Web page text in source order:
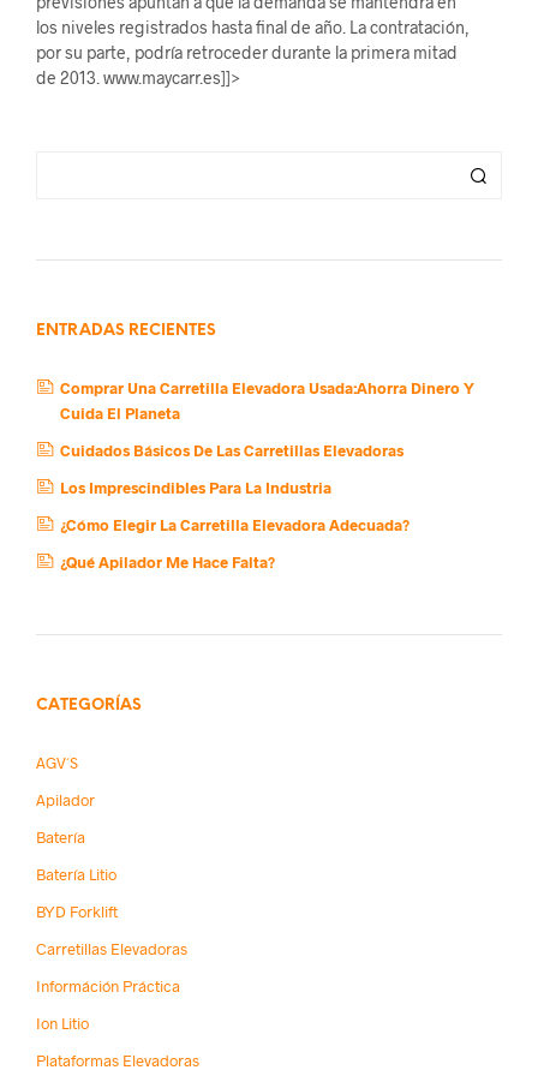
los niveles registrados hasta final de año. La contratación,
por su parte, podría retroceder durante la primera mitad
de 2013. www.maycarr.es]]>
ENTRADAS RECIENTES
Comprar Una Carretilla Elevadora Usada:Ahorra Dinero Y
Cuida El Planeta
Cuidados Básicos De Las Carretillas Elevadoras
Los Imprescindibles Para La Industria
¿Cómo Elegir La Carretilla Elevadora Adecuada?
¿Qué Apilador Me Hace Falta?
CATEGORÍAS
AGV´s
Apilador
Batería
Batería Litio
BYD Forklift
Carretillas Elevadoras
Információn Práctica
Ion Litio
Plataformas Elevadoras